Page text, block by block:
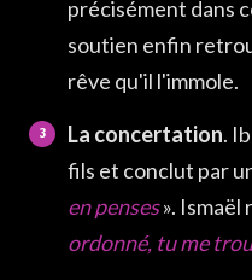
précisément dans
soutien enfin
rêve qu'il l'immole.
La concertation.
fils et conclut par
en penses». Ismaël
ordonné, tu me